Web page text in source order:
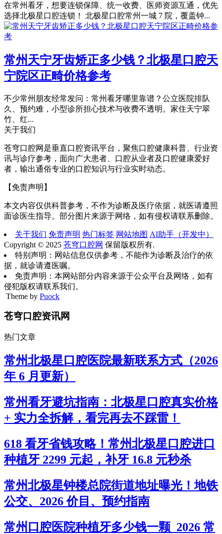
在常州看牙，想要连锁保障、统一收费、医师资源互通，优先
选择北极星口腔连锁！ 北极星口腔常州一城 7 院，覆盖钟...
常州天宁牙齿矫正多少钱？北极星口腔天
宁院区正畸价格参考
不少常州朋友经常发问：常州看牙哪里靠谱？公立医院排队
久、预约难，小型诊所担心技术与收费不透明。家住天宁翠
竹、红...
关于我们
苍穹口腔网是垂直口腔资讯平台，聚焦口腔健康科普、行业资
讯与诊疗参考，面向广大患者、口腔从业者及口腔健康爱好
者，输出通俗专业的口腔知识与行业实时动态。
【免责声明】
本文内容仅供科普参考，不作为诊断及医疗依据，就医请遵照
面诊医生指导。部分图片来源于网络，如有侵权请联系删除。
关于我们 免责声明 热门标签 网站地图 AI助手（开发中）
Copyright © 2025 苍穹口腔网 保留版权所有.
特别声明：网站信息仅供参考，不能作为诊断及治疗的依
据，就诊请遵医嘱。
免责声明：本网站部分内容来源于公众平台及网络，如有
侵犯版权请联系我们。
Theme by Puock
苍穹口腔资讯网
热门文章
常州北极星口腔医院最新联系方式（2026
年 6 月更新）
常州看牙避坑指南：北极星口腔真实价格
+ 实力全拆解，看完再去不踩雷！
618 看牙省钱攻略！常州北极星口腔进口
种植牙 2299 元起，补牙 16.8 元秒杀
常州北极星钟楼总院街道地址曝光！地铁
公交、2026 价目、预约指南
常州口腔医院种植牙多少钱一颗_2026 常